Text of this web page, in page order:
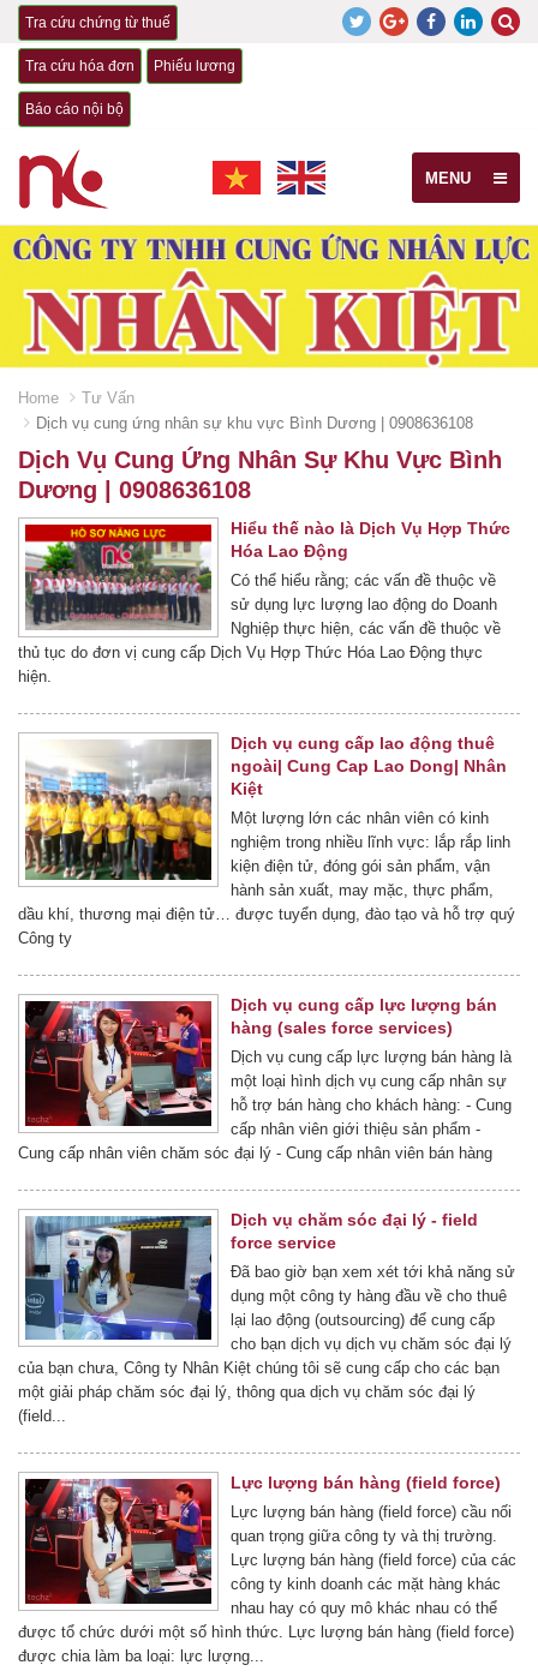
Tra cứu chứng từ thuế
Tra cứu hóa đơn Phiếu lương
Báo cáo nội bộ
MENU
Home
Tư Vấn
Dịch vụ cung ứng nhân sự khu vực Bình Dương | 0908636108
Dịch Vụ Cung Ứng Nhân Sự Khu Vực Bình
Dương | 0908636108
Hiểu thế nào là Dịch Vụ Hợp Thức
Hóa Lao Động
Có thể hiểu rằng; các vấn đề thuộc về
sử dụng lực lượng lao động do Doanh
Nghiệp thực hiện, các vấn đề thuộc về
thủ tục do đơn vị cung cấp Dịch Vụ Hợp Thức Hóa Lao Động thực
hiện.
Dịch vụ cung cấp lao động thuê
ngoài| Cung Cap Lao Dong| Nhân
Kiệt
Một lượng lớn các nhân viên có kinh
nghiệm trong nhiều lĩnh vực: lắp rắp linh
kiện điện tử, đóng gói sản phẩm, vận
hành sản xuất, may mặc, thực phẩm,
dầu khí, thương mại điện tử… được tuyển dụng, đào tạo và hỗ trợ quý
Công ty
Dịch vụ cung cấp lực lượng bán
hàng (sales force services)
Dịch vụ cung cấp lực lượng bán hàng là
một loại hình dịch vụ cung cấp nhân sự
hỗ trợ bán hàng cho khách hàng: - Cung
cấp nhân viên giới thiệu sản phẩm -
Cung cấp nhân viên chăm sóc đại lý - Cung cấp nhân viên bán hàng
Dịch vụ chăm sóc đại lý - field
force service
Đã bao giờ bạn xem xét tới khả năng sử
dụng một công ty hàng đầu về cho thuê
lại lao động (outsourcing) để cung cấp
cho bạn dịch vụ dịch vụ chăm sóc đại lý
của bạn chưa, Công ty Nhân Kiệt chúng tôi sẽ cung cấp cho các bạn
một giải pháp chăm sóc đại lý, thông qua dịch vụ chăm sóc đại lý
(field...
Lực lượng bán hàng (field force)
Lực lượng bán hàng (field force) cầu nối
quan trọng giữa công ty và thị trường.
Lực lượng bán hàng (field force) của các
công ty kinh doanh các mặt hàng khác
nhau hay có quy mô khác nhau có thể
được tổ chức dưới một số hình thức. Lực lượng bán hàng (field force)
được chia làm ba loại: lực lượng...